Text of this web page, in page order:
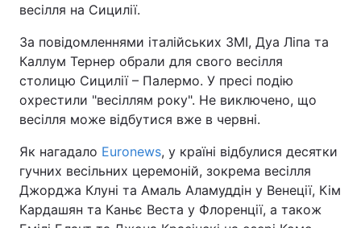
весілля на Сицилії.
За повідомленнями італійських ЗМІ, Дуа Ліпа та
Каллум Тернер обрали для свого весілля
столицю Сицилії – Палермо. У пресі подію
охрестили "весіллям року". Не виключено, що
весілля може відбутися вже в червні.
Як нагадало Euronews, у країні відбулися десятки
гучних весільних церемоній, зокрема весілля
Джорджа Клуні та Амаль Аламуддін у Венеції, Кім
Кардашян та Каньє Веста у Флоренції, а також